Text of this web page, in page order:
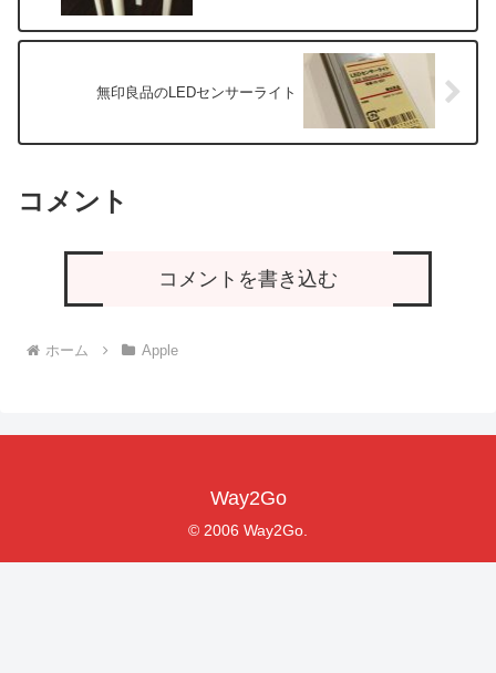
無印良品のLEDセンサーライト
コメント
コメントを書き込む
ホーム Apple
Way2Go
© 2006 Way2Go.